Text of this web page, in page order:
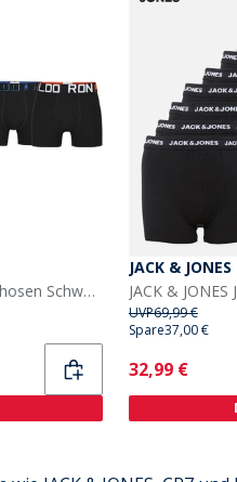
CR7 Junge 5er Pack Unterhosen Schwarz
JACK & JONES
UVP69,99 €
Spare37,00 €
Current
32,99 €